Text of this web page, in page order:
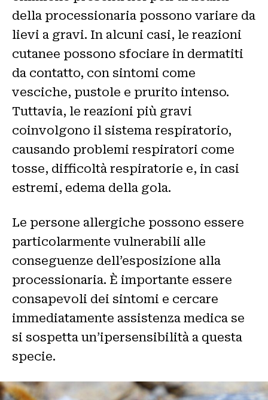
della processionaria possono variare da
lievi a gravi. In alcuni casi, le reazioni
cutanee possono sfociare in dermatiti
da contatto, con sintomi come
vesciche, pustole e prurito intenso.
Tuttavia, le reazioni più gravi
coinvolgono il sistema respiratorio,
causando problemi respiratori come
tosse, difficoltà respiratorie e, in casi
estremi, edema della gola.
Le persone allergiche possono essere
particolarmente vulnerabili alle
conseguenze dell’esposizione alla
processionaria. È importante essere
consapevoli dei sintomi e cercare
immediatamente assistenza medica se
si sospetta un’ipersensibilità a questa
specie.